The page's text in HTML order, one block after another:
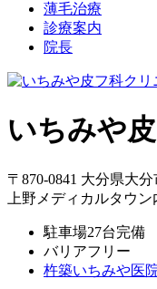
薄毛治療
診療案内
院長
いちみや
〒870-0841 大分県大
上野メディカルタウン
駐車場27台完備
バリアフリー
杵築いちみや医